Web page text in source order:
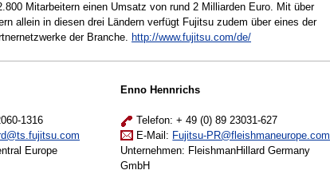
Mitarbeitern einen Umsatz von rund 2 Milliarden Euro. Mit über
allein in diesen drei Ländern verfügt Fujitsu zudem über eines der
der Branche. http://www.fujitsu.com/de/
1316
Europe
Enno Hennrichs
Telefon: + 49 (0) 89 23031-627
E-Mail: Fujitsu-PR@fleishmaneurope.com
Unternehmen: FleishmanHillard Germany
GmbH